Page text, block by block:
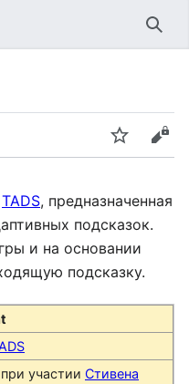
Следить
TADS, предназначенная
подсказок.
и на основании
подсказку.
участии Стивена